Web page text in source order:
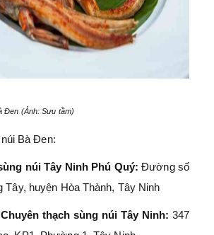
Đen (Ảnh: Sưu tầm)
Bà Đen:
núi Tây Ninh Phú Quý: Đường số
Tây, huyện Hòa Thành, Tây Ninh
thạch sùng núi Tây Ninh: 347